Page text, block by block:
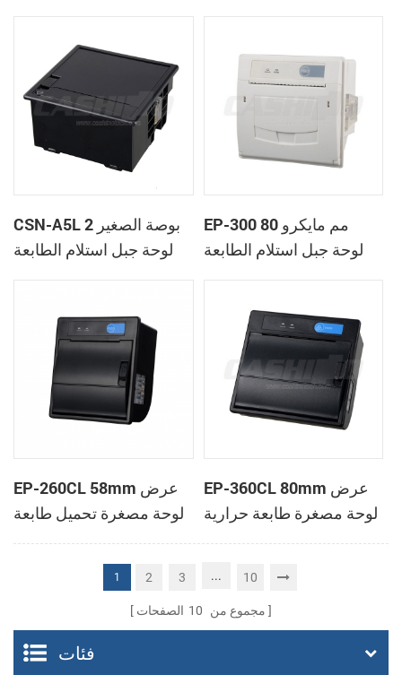
CSN-A5L 2 بوصة الصغير
لوحة جبل استلام الطابعة
EP-300 80 مم مايكرو
لوحة جبل استلام الطابعة
EP-260CL 58mm عرض
لوحة مصغرة تحميل طابعة
حرارية مع لصناعة
السيارات في القاطع
EP-360CL 80mm عرض
لوحة مصغرة طابعة حرارية
مع لصناعة السيارات في
1 2 3 ... 10
مجموع من 10 الصفحات
فئات